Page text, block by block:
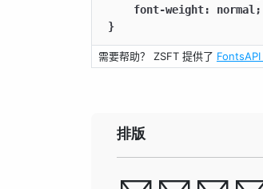
    font-weight: normal;
}
需要帮助？ ZSFT 提供了 FontsAPI
排版